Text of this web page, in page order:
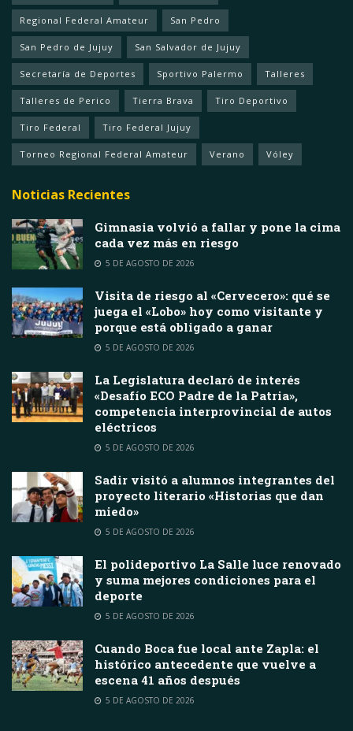
Regional Federal Amateur San Pedro
San Pedro de Jujuy San Salvador de Jujuy
Secretaría de Deportes Sportivo Palermo Talleres
Talleres de Perico Tierra Brava Tiro Deportivo
Tiro Federal Tiro Federal Jujuy
Torneo Regional Federal Amateur Verano Vóley
Noticias Recientes
Gimnasia volvió a fallar y pone la cima
cada vez más en riesgo
5 DE AGOSTO DE 2026
Visita de riesgo al «Cervecero»: qué se
juega el «Lobo» hoy como visitante y
porque está obligado a ganar
5 DE AGOSTO DE 2026
La Legislatura declaró de interés
«Desafío ECO Padre de la Patria»,
competencia interprovincial de autos
eléctricos
5 DE AGOSTO DE 2026
Sadir visitó a alumnos integrantes del
proyecto literario «Historias que dan
miedo»
5 DE AGOSTO DE 2026
El polideportivo La Salle luce renovado
y suma mejores condiciones para el
deporte
5 DE AGOSTO DE 2026
Cuando Boca fue local ante Zapla: el
histórico antecedente que vuelve a
escena 41 años después
5 DE AGOSTO DE 2026